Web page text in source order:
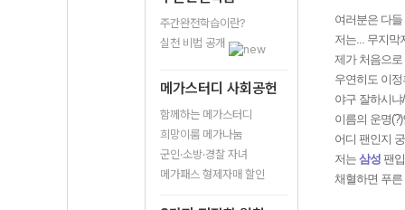
주간완전학습이란?
실천 비법 공개
메가스터디 사회공헌
함께하는 메가스터디
희망이룸 메가나눔
군인·소방·경찰 자녀
메가패스 형제자매 할인
여러분은 다
저는... 무지막
제가 처음으
우연히도 이
야구 잘하시
이름의 운명
어디 팬인지
저는 삼성 팬
채혈하면 푸